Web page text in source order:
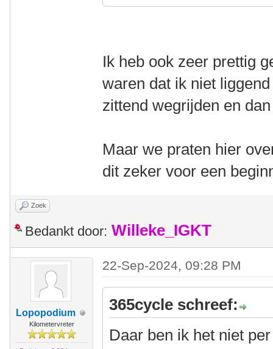
Ik heb ook zeer prettig
waren dat ik niet
zittend wegrijden en
Maar we praten hier
dit zeker voor een
Zoek
Bedankt door: Willeke_IGKT
Lopopodium
Kilometervreter
22-Sep-2024, 09:28 PM
365cycle schreef:
Daar ben ik het niet